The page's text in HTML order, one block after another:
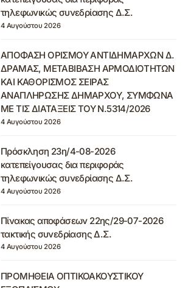
τηλεφωνικώς συνεδρίασης Δ.Σ.
4 Αυγούστου 2026
ΑΠΟΦΑΣΗ ΟΡΙΣΜΟΥ ΑΝΤΙΔΗΜΑΡΧΩΝ Δ.
ΔΡΑΜΑΣ, ΜΕΤΑΒΙΒΑΣΗ ΑΡΜΟΔΙΟΤΗΤΩΝ
ΚΑΙ ΚΑΘΟΡΙΣΜΟΣ ΣΕΙΡΑΣ
ΑΝΑΠΛΗΡΩΣΗΣ ΔΗΜΑΡΧΟΥ, ΣΥΜΦΩΝΑ
ΜΕ ΤΙΣ ΔΙΑΤΑΞΕΙΣ ΤΟΥ Ν.5314/2026
4 Αυγούστου 2026
Πρόσκληση 23η/4-08-2026
κατεπείγουσας δια περιφοράς
τηλεφωνικώς συνεδρίασης Δ.Σ.
4 Αυγούστου 2026
Πίνακας αποφάσεων 22ης/29-07-2026
τακτικής συνεδρίασης Δ.Σ.
4 Αυγούστου 2026
ΠΡΟΜΗΘΕΙΑ ΟΠΤΙΚΟΑΚΟΥΣΤΙΚΟΥ